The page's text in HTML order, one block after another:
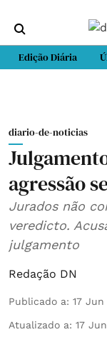
Edição Diária
diario-de-noticias
agressão
Jurados não
veredicto.
julgamento
Redação DN
Publicado a: 17 Jun
Atualizado a: 17